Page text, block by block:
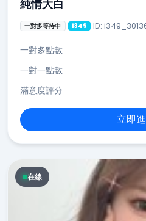
純情大白
一對多等待中 i349 ID:
一對多點數
一對一點數
滿意度評分
立即
在線